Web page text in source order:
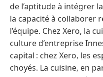
de l’aptitude à intégrer
la capacité à collaborer
l’équipe. Chez Xero, la
culture d’entreprise
capital : chez Xero, les
choyés. La cuisine, en